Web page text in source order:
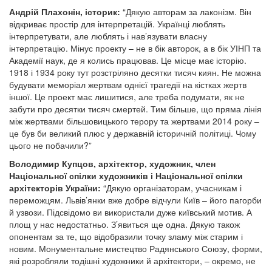
Андрій Плахонін, історик: “Дякую авторам за лаконізм. Він
відкриває простір для інтерпретацій. Українці люблять
інтерпретувати, але люблять і нав’язувати власну
інтерпретацію. Мінус проекту – не в бік авторок, а в бік УІНП та
Академії наук, де я колись працював. Це місце має історію.
1918 і 1934 року тут розстріляно десятки тисяч киян. Не можна
будувати меморіал жертвам однієї трагедії на кістках жертв
іншої. Це проект має лишитися, але треба подумати, як не
забути про десятки тисяч смертей. Тим більше, що пряма лінія
між жертвами більшовицького терору та жертвами 2014 року –
це був би великий плюс у державній історичній політиці. Чому
цього не побачили?”
Володимир Купцов, архітектор, художник, член
Національної спілки художників і Національної спілки
архітекторів України: “Дякую організаторам, учасникам і
переможцям. Львів’янки вже добре відчули Київ – його пагорби
й узвози. Підсвідомо ви використали дуже київський мотив. А
площ у нас недостатньо. З’явиться ще одна. Дякую також
опонентам за те, що відобразили точку зламу між старим і
новим. Монументальне мистецтво Радянського Союзу, форми,
які розробляли тодішні художники й архітектори, – окремо, не